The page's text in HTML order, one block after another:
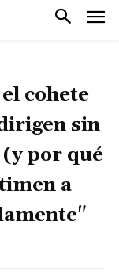
cohete
sin
por qué
a